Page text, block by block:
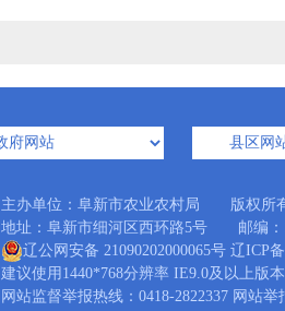
主办单位：阜新市农业农村局 版权所
地址：阜新市细河区西环路5号 邮编：
辽公网安备 21090202000065号 辽ICP
建议使用1440*768分辨率 IE9.0及以上版
网站监督举报热线：0418-2822337 网站举